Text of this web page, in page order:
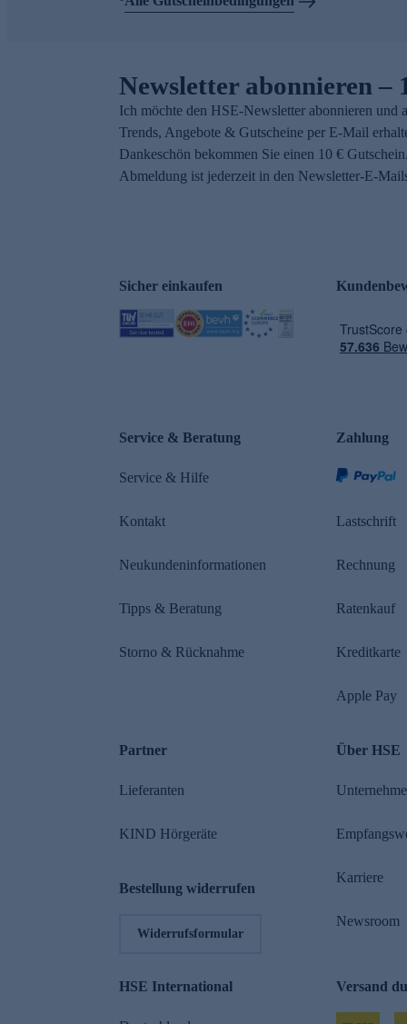
Newsletter abonnieren –
Ich möchte den HSE-Newsletter abonnieren und
Trends, Angebote & Gutscheine per E-Mail
Dankeschön bekommen Sie einen 10 €
Abmeldung ist jederzeit in den Newsletter-E-
Sicher einkaufen
Service & Beratung
Service & Hilfe
Kontakt
Neukundeninformationen
Tipps & Beratung
Storno & Rücknahme
Zahlung
Lastschrift
Rechnung
Ratenkauf
Kreditkarte
Apple Pay
Partner
Lieferanten
KIND Hörgeräte
Bestellung widerrufen
Widerrufsformular
Über HSE
Karriere
Newsroom
HSE International Versand